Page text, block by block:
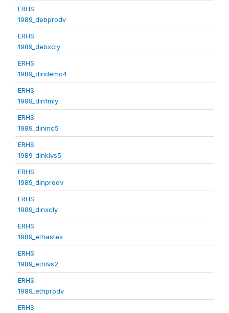
ERHS
1989_debprodv
ERHS
1989_debxcly
ERHS
1989_dindemo4
ERHS
1989_dinfmly
ERHS
1989_dininc5
ERHS
1989_dinklvs5
ERHS
1989_dinprodv
ERHS
1989_dinxcly
ERHS
1989_ethastes
ERHS
1989_ethlvs2
ERHS
1989_ethprodv
ERHS